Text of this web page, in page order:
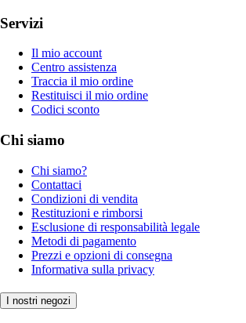
Servizi
Il mio account
Centro assistenza
Traccia il mio ordine
Restituisci il mio ordine
Codici sconto
Chi siamo
Chi siamo?
Contattaci
Condizioni di vendita
Restituzioni e rimborsi
Esclusione di responsabilità legale
Metodi di pagamento
Prezzi e opzioni di consegna
Informativa sulla privacy
I nostri negozi